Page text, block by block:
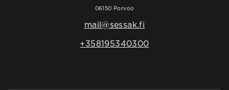
06150 Porvoo
mail@sessak.fi
+358195340300